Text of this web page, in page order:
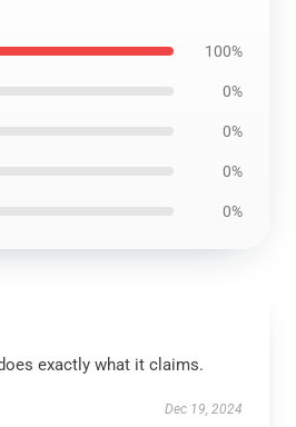
100%
0%
0%
0%
0%
exactly what it claims.
Dec 19, 2024